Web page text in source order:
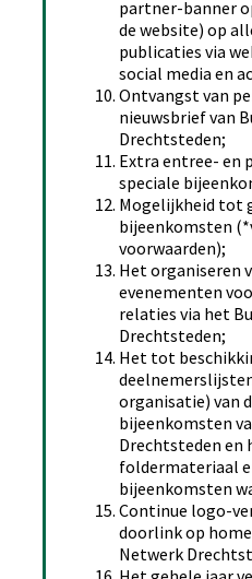
partner-banner
de website) op
publicaties via
social media en
Ontvangst van
nieuwsbrief van
Drechtsteden;
Extra entree- en
speciale
Mogelijkheid tot
bijeenkomsten
voorwaarden);
Het organiseren
evenementen
relaties via het
Drechtsteden;
Het tot
organisatie) van
bijeenkomsten
Drechtsteden en
foldermateriaal
bijeenkomsten
Continue logo-
doorlink op
Netwerk